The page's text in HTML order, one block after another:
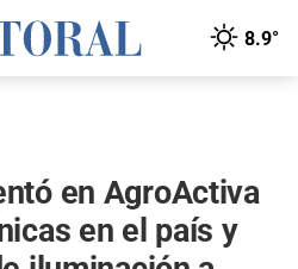
8.9°
en AgroActiva
en el país y